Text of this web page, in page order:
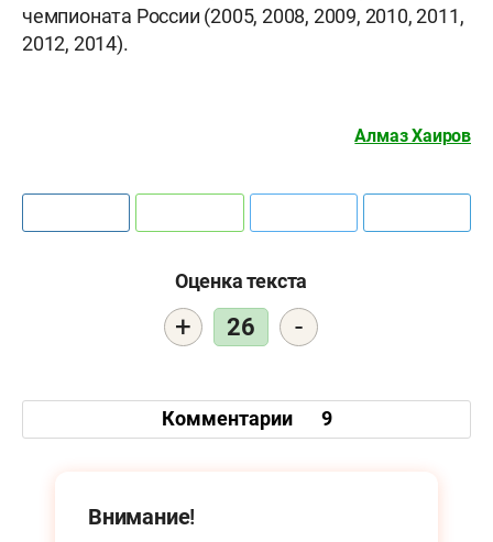
чемпионата России (2005, 2008, 2009, 2010, 2011,
2012, 2014).
Алмаз Хаиров
Оценка текста
+ 26 -
Комментарии 9
Внимание!